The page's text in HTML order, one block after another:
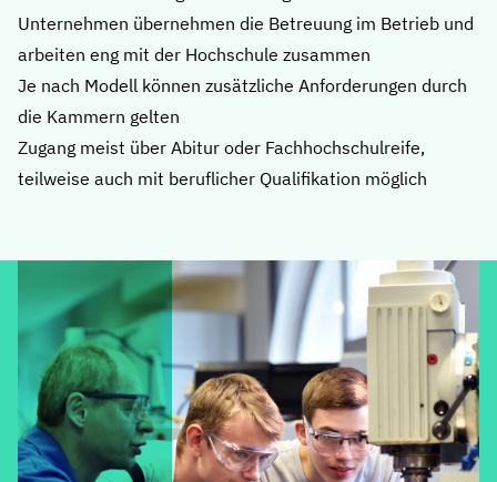
Unternehmen übernehmen die Betreuung im Betrieb und
arbeiten eng mit der Hochschule zusammen
Je nach Modell können zusätzliche Anforderungen durch
die Kammern gelten
Zugang meist über Abitur oder Fachhochschulreife,
teilweise auch mit beruflicher Qualifikation möglich